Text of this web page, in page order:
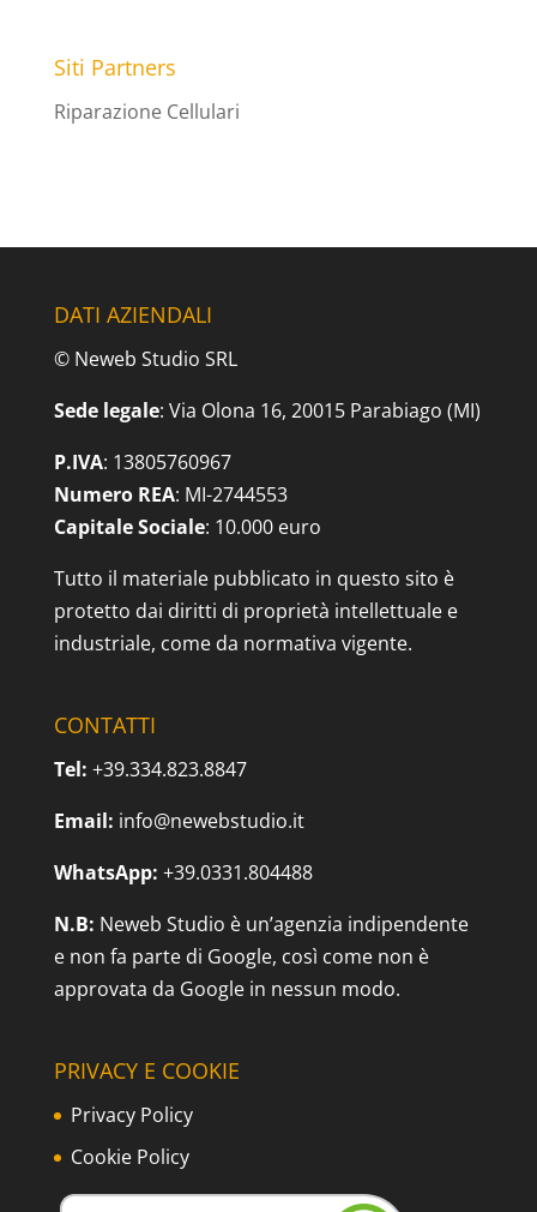
Siti Partners
Riparazione Cellulari
DATI AZIENDALI
© Neweb Studio SRL
Sede legale: Via Olona 16, 20015 Parabiago (MI)
P.IVA: 13805760967
Numero REA: MI-2744553
Capitale Sociale: 10.000 euro
Tutto il materiale pubblicato in questo sito è
protetto dai diritti di proprietà intellettuale e
industriale, come da normativa vigente.
CONTATTI
Tel: +39.334.823.8847
Email: info@newebstudio.it
WhatsApp: +39.0331.804488
N.B: Neweb Studio è un’agenzia indipendente
e non fa parte di Google, così come non è
approvata da Google in nessun modo.
PRIVACY E COOKIE
Privacy Policy
Cookie Policy